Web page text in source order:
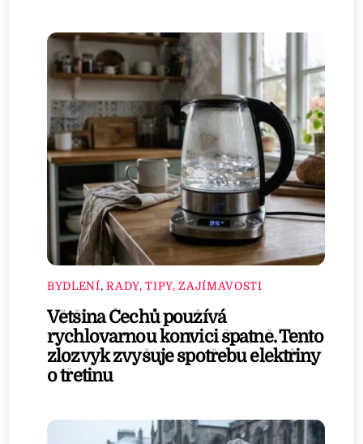
BYDLENÍ,RADY, TIPY, ZAJÍMAVOSTI
Většina Čechů používá
rychlovarnou konvici špatně. Tento
zlozvyk zvyšuje spotřebu elektřiny
o třetinu